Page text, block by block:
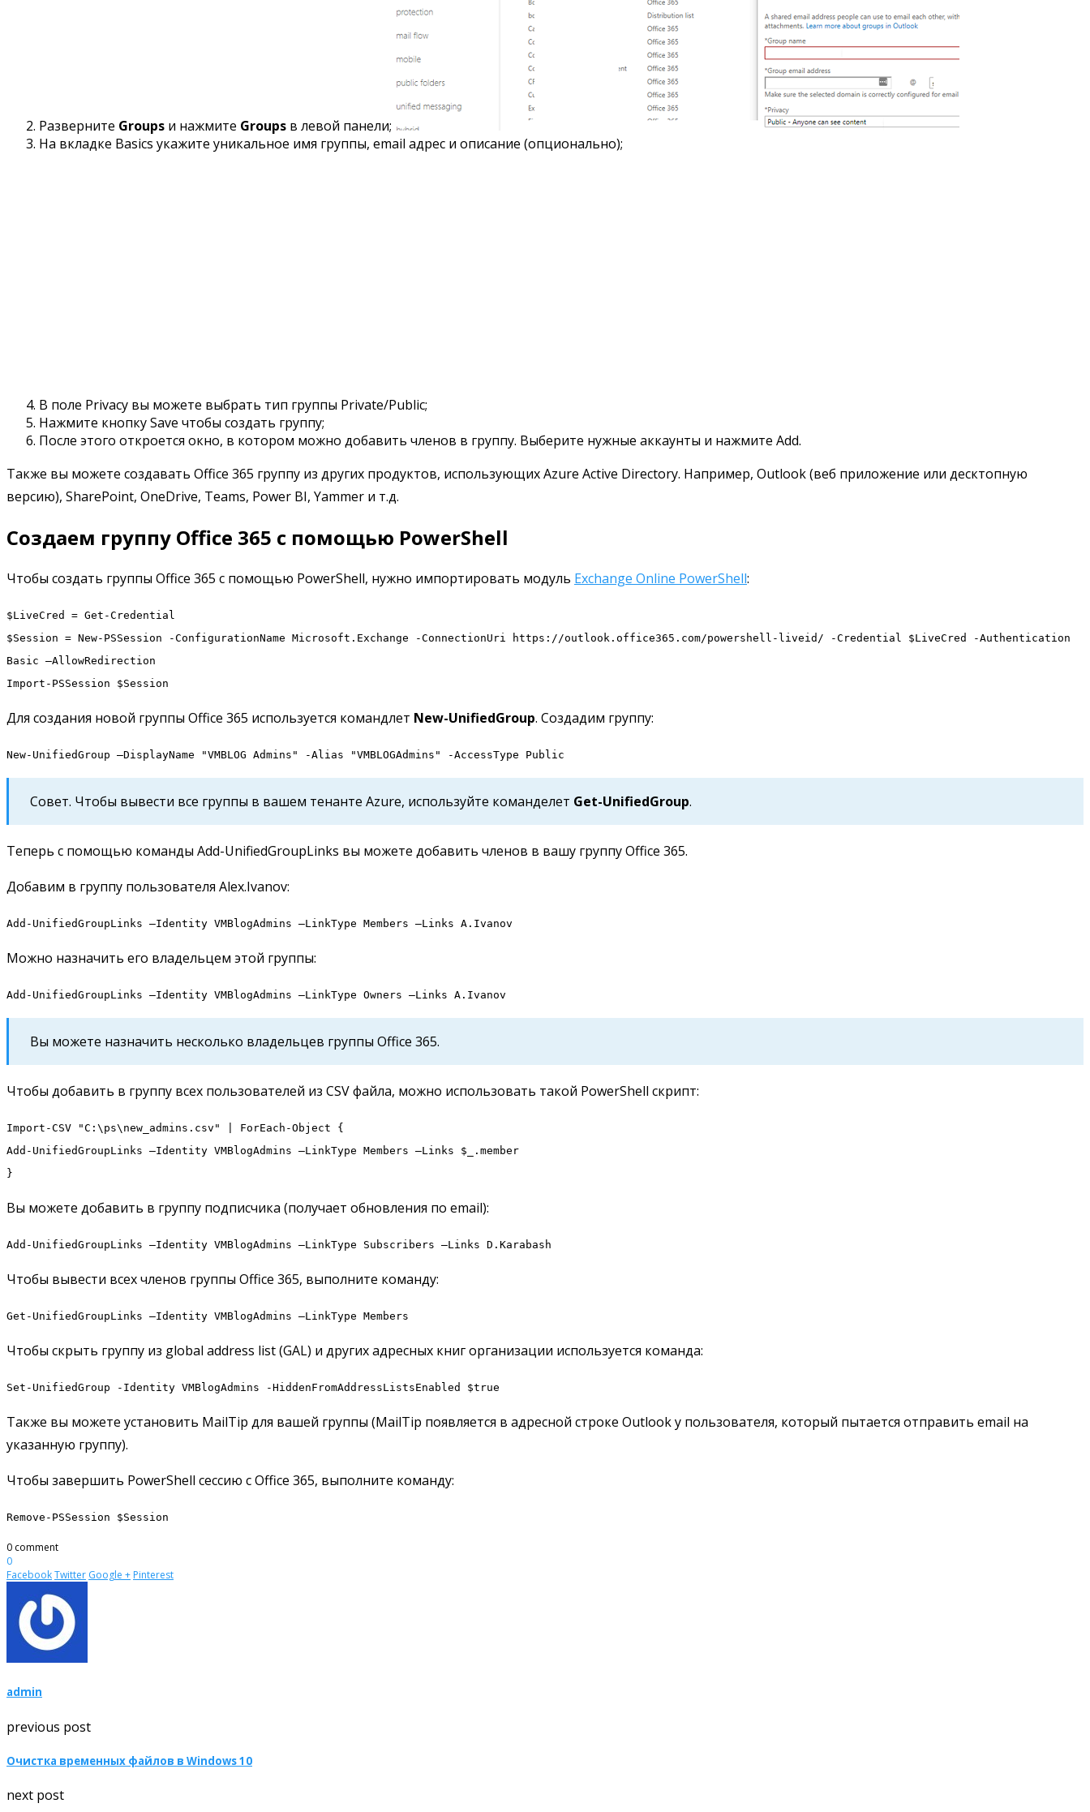
Разверните Groups и нажмите Groups в левой панели;
На вкладке Basics укажите уникальное имя группы, email адрес и описание (опционально);
В поле Privacy вы можете выбрать тип группы Private/Public;
Нажмите кнопку Save чтобы создать группу;
После этого откроется окно, в котором можно добавить членов в группу. Выберите нужные аккаунты и нажмите Add.
Также вы можете создавать Office 365 группу из других продуктов, использующих Azure Active Directory. Например, Outlook (веб приложение или десктопную
версию), SharePoint, OneDrive, Teams, Power BI, Yammer и т.д.
Создаем группу Office 365 с помощью PowerShell
Чтобы создать группы Office 365 с помощью PowerShell, нужно импортировать модуль Exchange Online PowerShell:
$LiveCred = Get-Credential
$Session = New-PSSession -ConfigurationName Microsoft.Exchange -ConnectionUri https://outlook.office365.com/powershell-liveid/ -Credential $LiveCred -Authentication
Basic –AllowRedirection
Import-PSSession $Session
Для создания новой группы Office 365 используется командлет New-UnifiedGroup. Создадим группу:
New-UnifiedGroup –DisplayName "VMBLOG Admins" -Alias "VMBLOGAdmins" -AccessType Public
Совет. Чтобы вывести все группы в вашем тенанте Azure, используйте команделет Get-UnifiedGroup.
Теперь с помощью команды Add-UnifiedGroupLinks вы можете добавить членов в вашу группу Office 365.
Добавим в группу пользователя Alex.Ivanov:
Add-UnifiedGroupLinks –Identity VMBlogAdmins –LinkType Members –Links A.Ivanov
Можно назначить его владельцем этой группы:
Add-UnifiedGroupLinks –Identity VMBlogAdmins –LinkType Owners –Links A.Ivanov
Вы можете назначить несколько владельцев группы Office 365.
Чтобы добавить в группу всех пользователей из CSV файла, можно использовать такой PowerShell скрипт:
Import-CSV "C:\ps\new_admins.csv" | ForEach-Object {
Add-UnifiedGroupLinks –Identity VMBlogAdmins –LinkType Members –Links $_.member
}
Вы можете добавить в группу подписчика (получает обновления по email):
Add-UnifiedGroupLinks –Identity VMBlogAdmins –LinkType Subscribers –Links D.Karabash
Чтобы вывести всех членов группы Office 365, выполните команду:
Get-UnifiedGroupLinks –Identity VMBlogAdmins –LinkType Members
Чтобы скрыть группу из global address list (GAL) и других адресных книг организации используется команда:
Set-UnifiedGroup -Identity VMBlogAdmins -HiddenFromAddressListsEnabled $true
Также вы можете установить MailTip для вашей группы (MailTip появляется в адресной строке Outlook у пользователя, который пытается отправить email на
указанную группу).
Чтобы завершить PowerShell сессию с Office 365, выполните команду:
Remove-PSSession $Session
0 comment
0
FacebookTwitter Google + Pinterest
admin
previous post
Очистка временных файлов в Windows 10
next post